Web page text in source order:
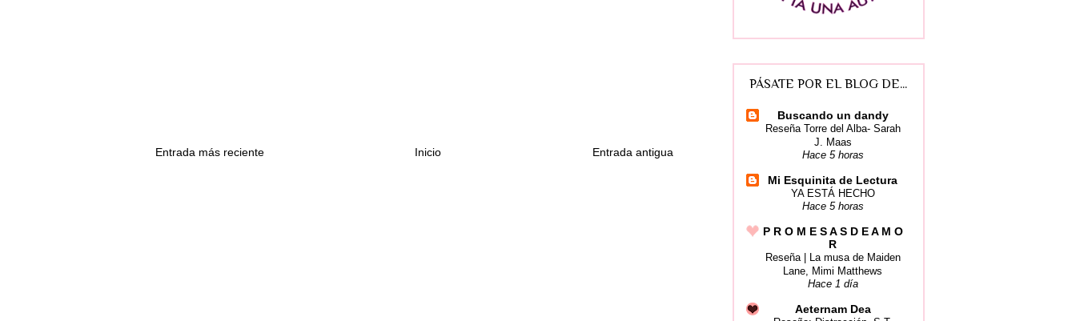
Entrada más reciente Entrada antigua
Inicio
PÁSATE POR EL BLOG DE...
Buscando un dandy
Reseña Torre del Alba- Sarah
J. Maas
Hace 5 horas
Mi Esquinita de Lectura
YA ESTÁ HECHO
Hace 5 horas
P R O M E S A S D E A M O
R
Reseña | La musa de Maiden
Lane, Mimi Matthews
Hace 1 día
Aeternam Dea